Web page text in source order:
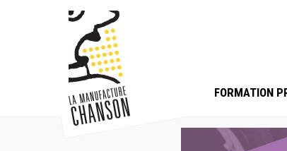
FORMATION